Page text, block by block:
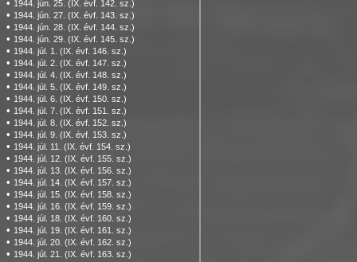
• 1944. jún. 25. (IX. évf. 142. sz.)
• 1944. jún. 27. (IX. évf. 143. sz.)
• 1944. jún. 28. (IX. évf. 144. sz.)
• 1944. jún. 29. (IX. évf. 145. sz.)
• 1944. júl. 1. (IX. évf. 146. sz.)
• 1944. júl. 2. (IX. évf. 147. sz.)
• 1944. júl. 4. (IX. évf. 148. sz.)
• 1944. júl. 5. (IX. évf. 149. sz.)
• 1944. júl. 6. (IX. évf. 150. sz.)
• 1944. júl. 7. (IX. évf. 151. sz.)
• 1944. júl. 8. (IX. évf. 152. sz.)
• 1944. júl. 9. (IX. évf. 153. sz.)
• 1944. júl. 11. (IX. évf. 154. sz.)
• 1944. júl. 12. (IX. évf. 155. sz.)
• 1944. júl. 13. (IX. évf. 156. sz.)
• 1944. júl. 14. (IX. évf. 157. sz.)
• 1944. júl. 15. (IX. évf. 158. sz.)
• 1944. júl. 16. (IX. évf. 159. sz.)
• 1944. júl. 18. (IX. évf. 160. sz.)
• 1944. júl. 19. (IX. évf. 161. sz.)
• 1944. júl. 20. (IX. évf. 162. sz.)
• 1944. júl. 21. (IX. évf. 163. sz.)